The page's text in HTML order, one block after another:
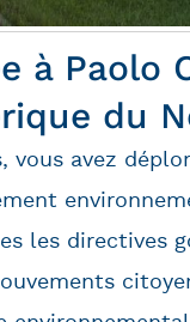
à Paolo
du
vous avez
les directives